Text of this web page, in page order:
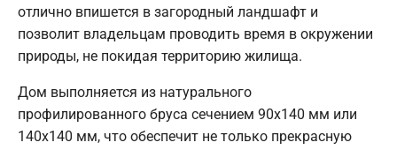
отлично впишется в загородный ландшафт и
позволит владельцам проводить время в окружении
природы, не покидая территорию жилища.
Дом выполняется из натурального
профилированного бруса сечением 90х140 мм или
140х140 мм, что обеспечит не только прекрасную